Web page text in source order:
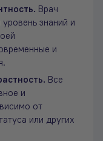
Врач
знаний и
и
Все
и
от
или других